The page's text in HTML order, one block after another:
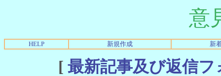
意
HELP 新規作成 新
[ 最新記事及び返信